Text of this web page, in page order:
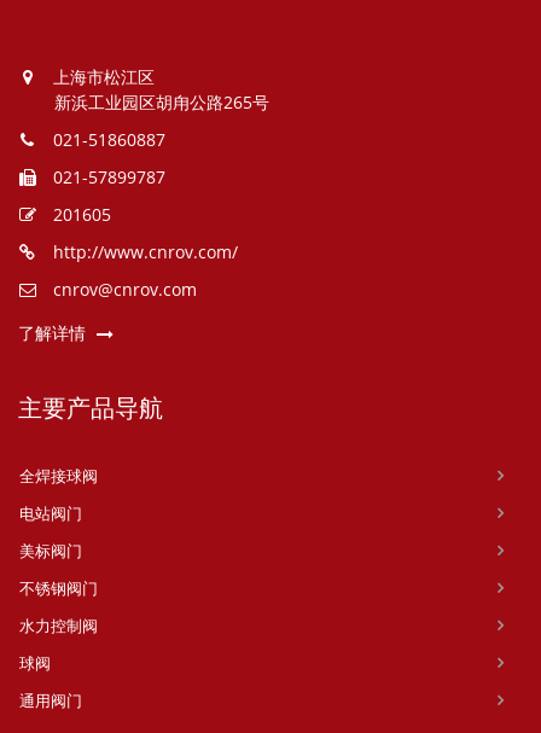
上海市松江区
新浜工业园区胡甪公路265号
021-51860887
021-57899787
201605
http://www.cnrov.com/
cnrov@cnrov.com
了解详情
主要产品导航
全焊接球阀
电站阀门
美标阀门
不锈钢阀门
水力控制阀
球阀
通用阀门